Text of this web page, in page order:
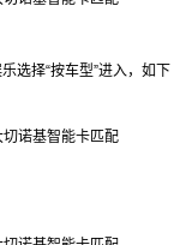
选择“按车型”进入，如下